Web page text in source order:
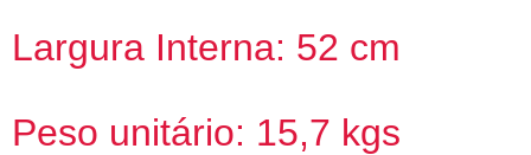
Largura Interna: 52 cm
Peso unitário: 15,7 kgs